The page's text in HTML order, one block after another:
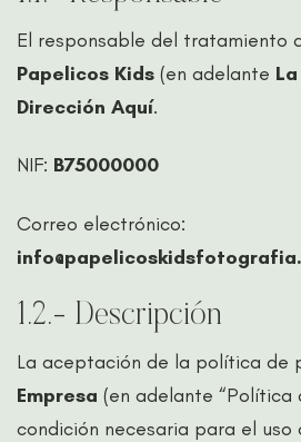
El responsable del tratamiento
Papelicos Kids (en adelante
Dirección Aquí.
NIF: B75000000
Correo electrónico:
1.2.- Descripción
La aceptación de la política de
Empresa (en adelante “Política
condición necesaria para el uso